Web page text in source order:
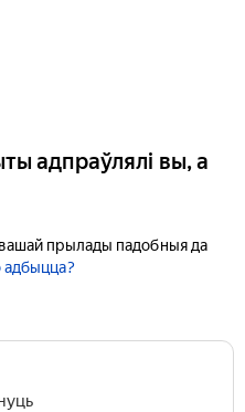
адпраўлялі вы, а
прылады падобныя да
адбыцца?